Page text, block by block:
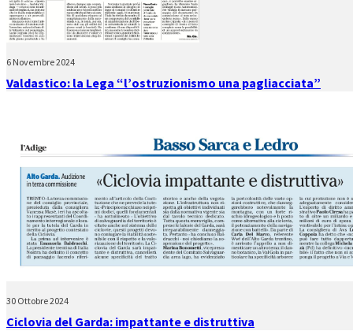
6 Novembre 2024
Valdastico: la Lega “l’ostruzionismo una pagliacciata”
30 Ottobre 2024
Ciclovia del Garda: impattante e distruttiva